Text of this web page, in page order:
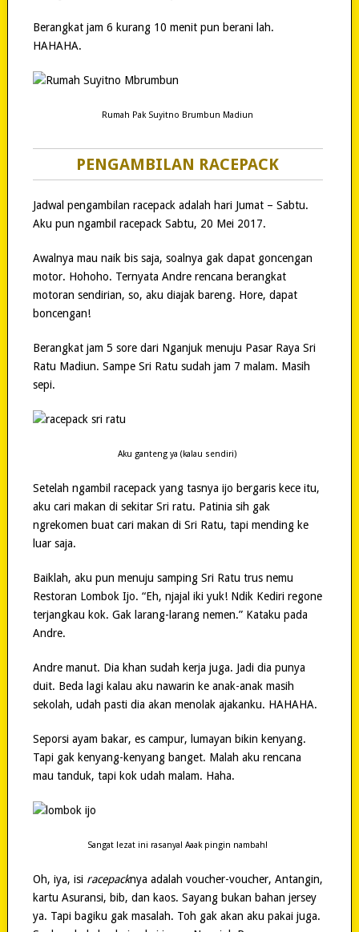
Berangkat jam 6 kurang 10 menit pun berani lah.
HAHAHA.
Rumah Pak Suyitno Brumbun Madiun
PENGAMBILAN RACEPACK
Jadwal pengambilan racepack adalah hari Jumat – Sabtu.
Aku pun ngambil racepack Sabtu, 20 Mei 2017.
Awalnya mau naik bis saja, soalnya gak dapat goncengan
motor. Hohoho. Ternyata Andre rencana berangkat
motoran sendirian, so, aku diajak bareng. Hore, dapat
boncengan!
Berangkat jam 5 sore dari Nganjuk menuju Pasar Raya Sri
Ratu Madiun. Sampe Sri Ratu sudah jam 7 malam. Masih
sepi.
Aku ganteng ya (kalau sendiri)
Setelah ngambil racepack yang tasnya ijo bergaris kece itu,
aku cari makan di sekitar Sri ratu. Patinia sih gak
ngrekomen buat cari makan di Sri Ratu, tapi mending ke
luar saja.
Baiklah, aku pun menuju samping Sri Ratu trus nemu
Restoran Lombok Ijo. “Eh, njajal iki yuk! Ndik Kediri regone
terjangkau kok. Gak larang-larang nemen.” Kataku pada
Andre.
Andre manut. Dia khan sudah kerja juga. Jadi dia punya
duit. Beda lagi kalau aku nawarin ke anak-anak masih
sekolah, udah pasti dia akan menolak ajakanku. HAHAHA.
Seporsi ayam bakar, es campur, lumayan bikin kenyang.
Tapi gak kenyang-kenyang banget. Malah aku rencana
mau tanduk, tapi kok udah malam. Haha.
Sangat lezat ini rasanya! Aaak pingin nambah!
Oh, iya, isi racepacknya adalah voucher-voucher, Antangin,
kartu Asuransi, bib, dan kaos. Sayang bukan bahan jersey
ya. Tapi bagiku gak masalah. Toh gak akan aku pakai juga.